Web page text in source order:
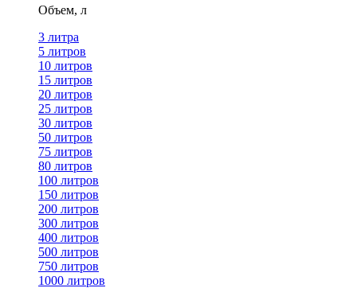
Объем, л
3 литра
5 литров
10 литров
15 литров
20 литров
25 литров
30 литров
50 литров
75 литров
80 литров
100 литров
150 литров
200 литров
300 литров
400 литров
500 литров
750 литров
1000 литров